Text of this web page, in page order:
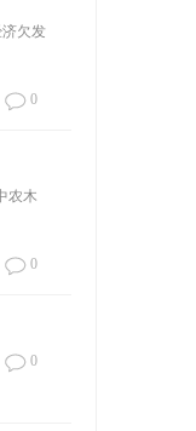
欠发
0
农木
0
0